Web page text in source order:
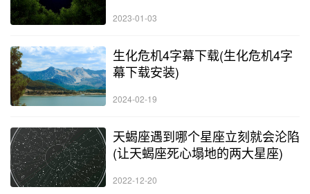
2023-01-03
生化危机4字幕下载(生化危机4字
幕下载安装)
2024-02-19
天蝎座遇到哪个星座立刻就会沦陷
(让天蝎座死心塌地的两大星座)
2022-12-20